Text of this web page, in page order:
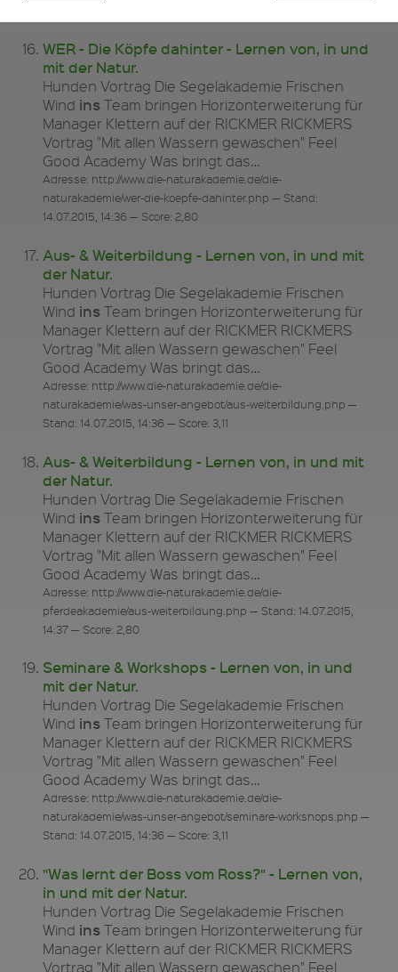
WER - Die Köpfe dahinter - Lernen von, in und
mit der Natur.
Hunden Vortrag Die Segelakademie Frischen
Wind insTeam bringen Horizonterweiterung für
Manager Klettern auf der RICKMER RICKMERS
Vortrag "Mit allen Wassern gewaschen" Feel
Good Academy Was bringt das…
Adresse: http://www.die-naturakademie.de/die-
naturakademie/wer-die-koepfe-dahinter.php — Stand:
14.07.2015, 14:36 — Score: 2,80
Aus- & Weiterbildung - Lernen von, in und mit
der Natur.
Hunden Vortrag Die Segelakademie Frischen
Wind insTeam bringen Horizonterweiterung für
Manager Klettern auf der RICKMER RICKMERS
Vortrag "Mit allen Wassern gewaschen" Feel
Good Academy Was bringt das…
Adresse: http://www.die-naturakademie.de/die-
naturakademie/was-unser-angebot/aus-weiterbildung.php —
Stand: 14.07.2015, 14:36 — Score: 3,11
Aus- & Weiterbildung - Lernen von, in und mit
der Natur.
Hunden Vortrag Die Segelakademie Frischen
Wind insTeam bringen Horizonterweiterung für
Manager Klettern auf der RICKMER RICKMERS
Vortrag "Mit allen Wassern gewaschen" Feel
Good Academy Was bringt das…
Adresse: http://www.die-naturakademie.de/die-
pferdeakademie/aus-weiterbildung.php — Stand: 14.07.2015,
14:37 — Score: 2,80
Seminare & Workshops - Lernen von, in und
mit der Natur.
Hunden Vortrag Die Segelakademie Frischen
Wind insTeam bringen Horizonterweiterung für
Manager Klettern auf der RICKMER RICKMERS
Vortrag "Mit allen Wassern gewaschen" Feel
Good Academy Was bringt das…
Adresse: http://www.die-naturakademie.de/die-
naturakademie/was-unser-angebot/seminare-workshops.php —
Stand: 14.07.2015, 14:36 — Score: 3,11
"Was lernt der Boss vom Ross?" - Lernen von,
in und mit der Natur.
Hunden Vortrag Die Segelakademie Frischen
Wind insTeam bringen Horizonterweiterung für
Manager Klettern auf der RICKMER RICKMERS
Vortrag "Mit allen Wassern gewaschen" Feel